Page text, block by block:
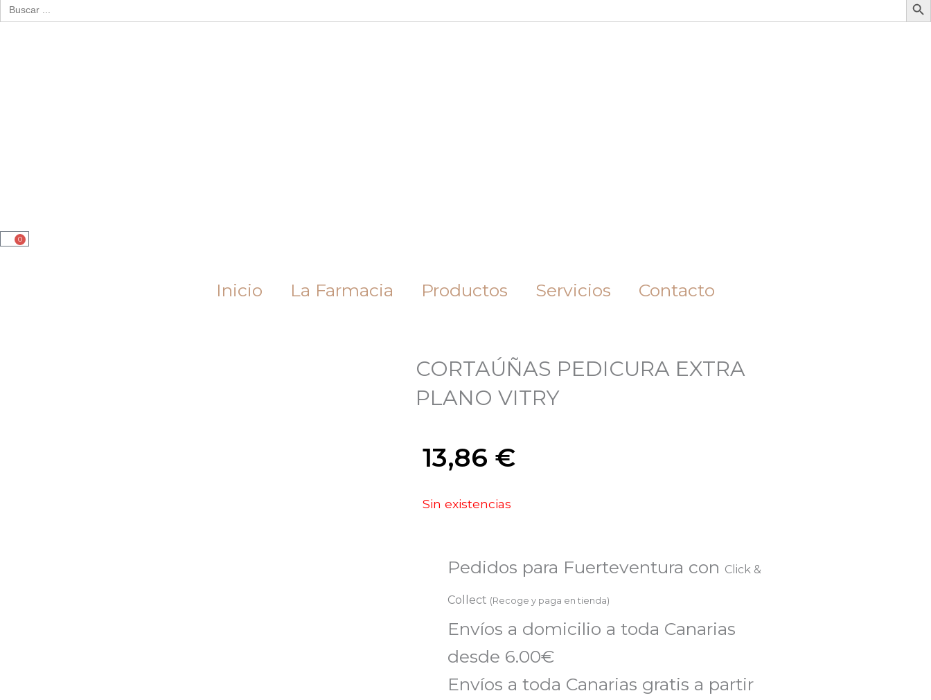
Buscar:
0
Cart
Inicio La Farmacia Productos Servicios Contacto
CORTAÚÑAS PEDICURA EXTRA
PLANO VITRY
13,86 €
Sin existencias
Pedidos para Fuerteventura con Click &
Collect (Recoge y paga en tienda)
Envíos a domicilio a toda Canarias
desde 6.00€
Envíos a toda Canarias gratis a partir